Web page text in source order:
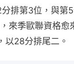
排第3位，與第
來季歐聯資格愈
以28分排尾二。